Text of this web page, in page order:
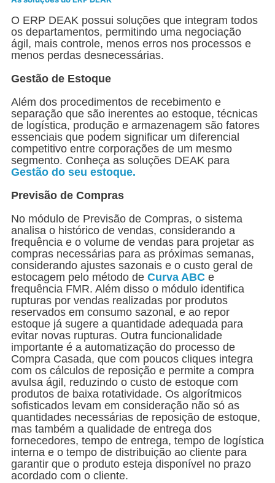
O ERP DEAK possui soluções que integram todos
os departamentos, permitindo uma negociação
ágil, mais controle, menos erros nos processos e
menos perdas desnecessárias.
Gestão de Estoque
Além dos procedimentos de recebimento e
separação que são inerentes ao estoque, técnicas
de logística, produção e armazenagem são fatores
essenciais que podem significar um diferencial
competitivo entre corporações de um mesmo
segmento. Conheça as soluções DEAK para
Gestão do seu estoque.
Previsão de Compras
No módulo de Previsão de Compras, o sistema
analisa o histórico de vendas, considerando a
frequência e o volume de vendas para projetar as
compras necessárias para as próximas semanas,
considerando ajustes sazonais e o custo geral de
estocagem pelo método de Curva ABC e
frequência FMR. Além disso o módulo identifica
rupturas por vendas realizadas por produtos
reservados em consumo sazonal, e ao repor
estoque já sugere a quantidade adequada para
evitar novas rupturas. Outra funcionalidade
importante é a automatização do processo de
Compra Casada, que com poucos cliques integra
com os cálculos de reposição e permite a compra
avulsa ágil, reduzindo o custo de estoque com
produtos de baixa rotatividade. Os algorítmicos
sofisticados levam em consideração não só as
quantidades necessárias de reposição de estoque,
mas também a qualidade de entrega dos
fornecedores, tempo de entrega, tempo de logística
interna e o tempo de distribuição ao cliente para
garantir que o produto esteja disponível no prazo
acordado com o cliente.